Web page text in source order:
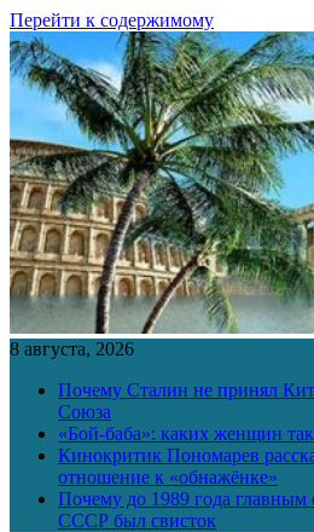
Перейти к содержимому
8 августа, 2026
Почему Сталин не принял
Союза
«Бой-баба»: каких женщин
Кинокритик Пономарев
отношение к «обнажёнке»
Почему до 1989 года
СССР был свисток